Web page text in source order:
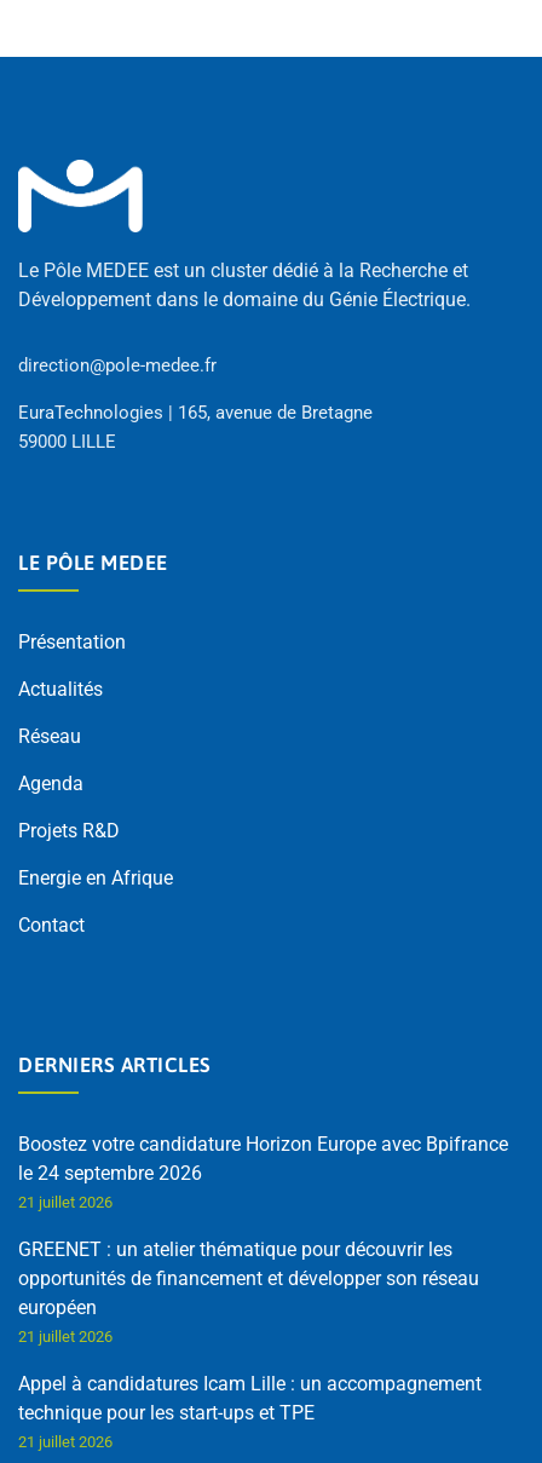
Le Pôle MEDEE est un cluster dédié à la Recherche et
Développement dans le domaine du Génie Électrique.
direction@pole-medee.fr
EuraTechnologies | 165, avenue de Bretagne
59000 LILLE
LE PÔLE MEDEE
Présentation
Actualités
Réseau
Agenda
Projets R&D
Energie en Afrique
Contact
DERNIERS ARTICLES
Boostez votre candidature Horizon Europe avec Bpifrance
le 24 septembre 2026
21 juillet 2026
GREENET : un atelier thématique pour découvrir les
opportunités de financement et développer son réseau
européen
21 juillet 2026
Appel à candidatures Icam Lille : un accompagnement
technique pour les start-ups et TPE
21 juillet 2026